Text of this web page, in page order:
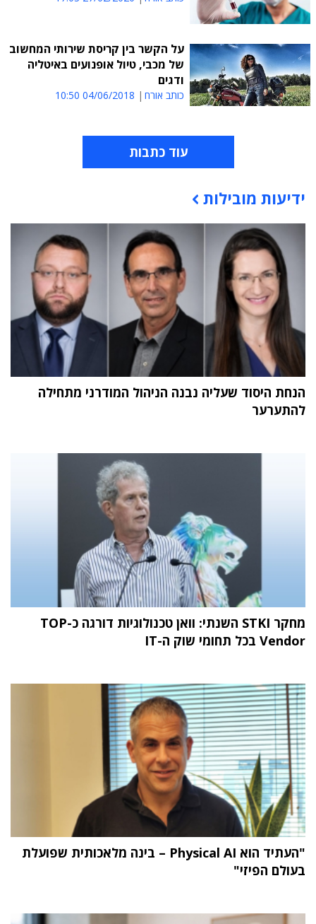
על הקשר בין קריסת שירותי המחשוב
של מכבי, טיול אופנועים באיטליה
ודגים
כותב אורח 04/06/2018 10:50
עוד כתבות
תוכן פרסומי
ידיעות מובילות
הנחת היסוד שעליה נבנה הניהול המודרני מתחילה
להתערער
מחקר STKI השנתי: וואן טכנולוגיות דורגה כ-TOP
Vendor בכל תחומי שוק ה-IT
"העתיד הוא Physical AI – בינה מלאכותית שפועלת
בעולם הפיזי"